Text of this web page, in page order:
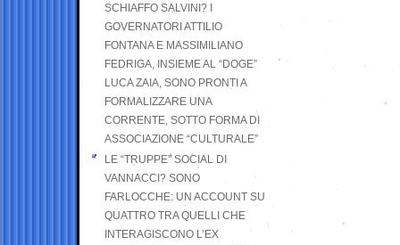
SCHIAFFO SALVINI? I
GOVERNATORI ATTILIO
FONTANA E MASSIMILIANO
FEDRIGA, INSIEME AL “DOGE”
LUCA ZAIA, SONO PRONTI A
FORMALIZZARE UNA
CORRENTE, SOTTO FORMA DI
ASSOCIAZIONE “CULTURALE”
LE “TRUPPE” SOCIAL DI
VANNACCI? SONO
FARLOCCHE: UN ACCOUNT SU
QUATTRO TRA QUELLI CHE
INTERAGISCONO L’EX